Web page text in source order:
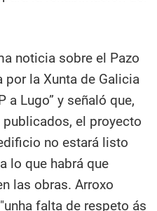
noticia sobre el Pazo
por la Xunta de Galicia
a Lugo” y señaló que,
el proyecto
no estará listo
lo que habrá que
las obras. Arroxo
falta de respeto ás